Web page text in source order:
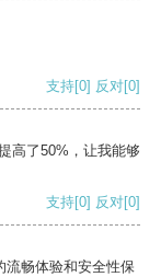
支持[0] 反对[0]
高了50%，让我能够
支持[0] 反对[0]
流畅体验和安全性保